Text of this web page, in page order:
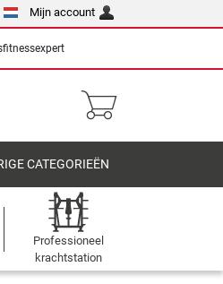
Mijn account
CATEGORIEËN
Professioneel
krachtstation